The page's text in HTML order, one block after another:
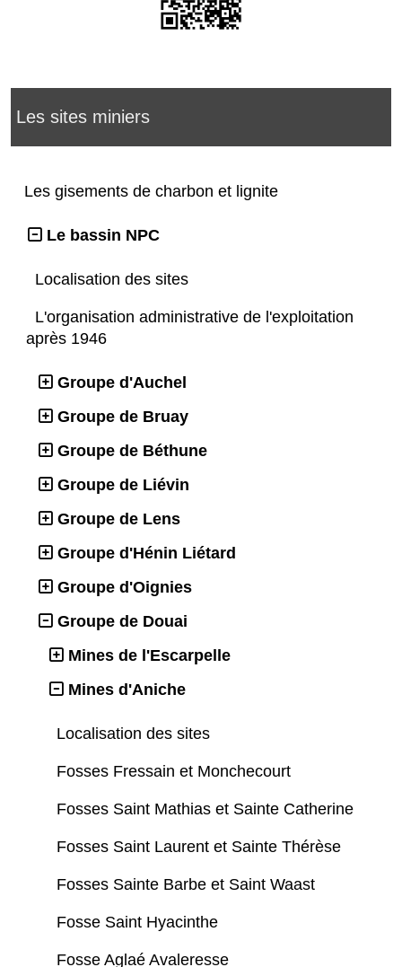
Les sites miniers
Les gisements de charbon et lignite
Le bassin NPC
Localisation des sites
L'organisation administrative de l'exploitation
après 1946
Groupe d'Auchel
Groupe de Bruay
Groupe de Béthune
Groupe de Liévin
Groupe de Lens
Groupe d'Hénin Liétard
Groupe d'Oignies
Groupe de Douai
Mines de l'Escarpelle
Mines d'Aniche
Localisation des sites
Fosses Fressain et Monchecourt
Fosses Saint Mathias et Sainte Catherine
Fosses Saint Laurent et Sainte Thérèse
Fosses Sainte Barbe et Saint Waast
Fosse Saint Hyacinthe
Fosse Aglaé Avaleresse